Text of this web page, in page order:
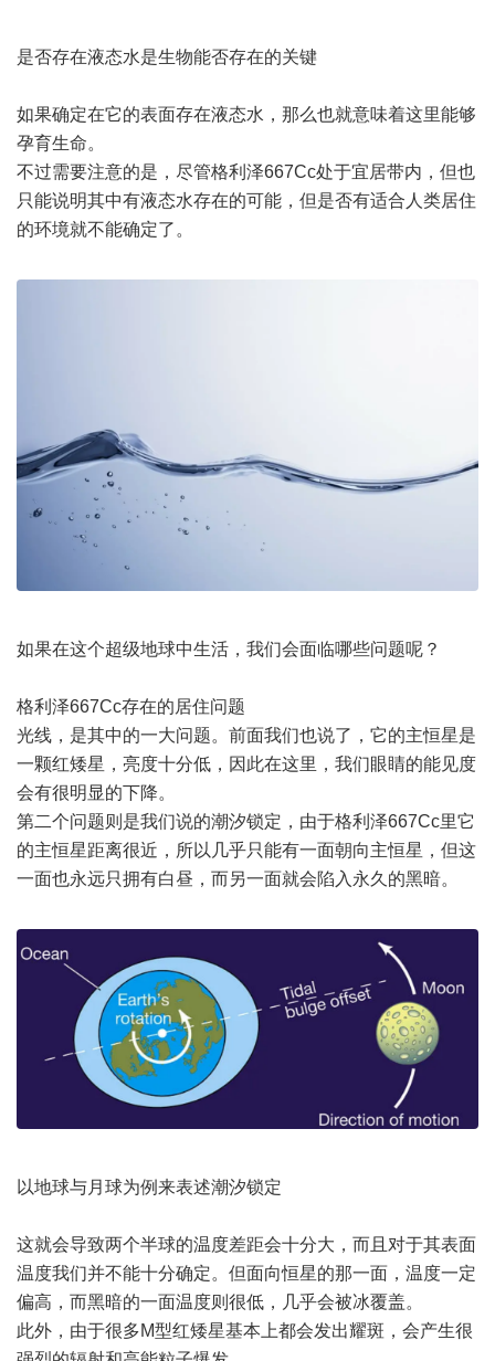
是否存在液态水是生物能否存在的关键
如果确定在它的表面存在液态水，那么也就意味着这里能够
孕育生命。
不过需要注意的是，尽管格利泽667Cc处于宜居带内，但也
只能说明其中有液态水存在的可能，但是否有适合人类居住
的环境就不能确定了。
如果在这个超级地球中生活，我们会面临哪些问题呢？
格利泽667Cc存在的居住问题
光线，是其中的一大问题。前面我们也说了，它的主恒星是
一颗红矮星，亮度十分低，因此在这里，我们眼睛的能见度
会有很明显的下降。
第二个问题则是我们说的潮汐锁定，由于格利泽667Cc里它
的主恒星距离很近，所以几乎只能有一面朝向主恒星，但这
一面也永远只拥有白昼，而另一面就会陷入永久的黑暗。
以地球与月球为例来表述潮汐锁定
这就会导致两个半球的温度差距会十分大，而且对于其表面
温度我们并不能十分确定。但面向恒星的那一面，温度一定
偏高，而黑暗的一面温度则很低，几乎会被冰覆盖。
此外，由于很多M型红矮星基本上都会发出耀斑，会产生很